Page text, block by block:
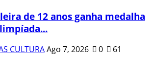
de 12 anos ganha medalha
CULTURAAgo 7, 2026 0 61